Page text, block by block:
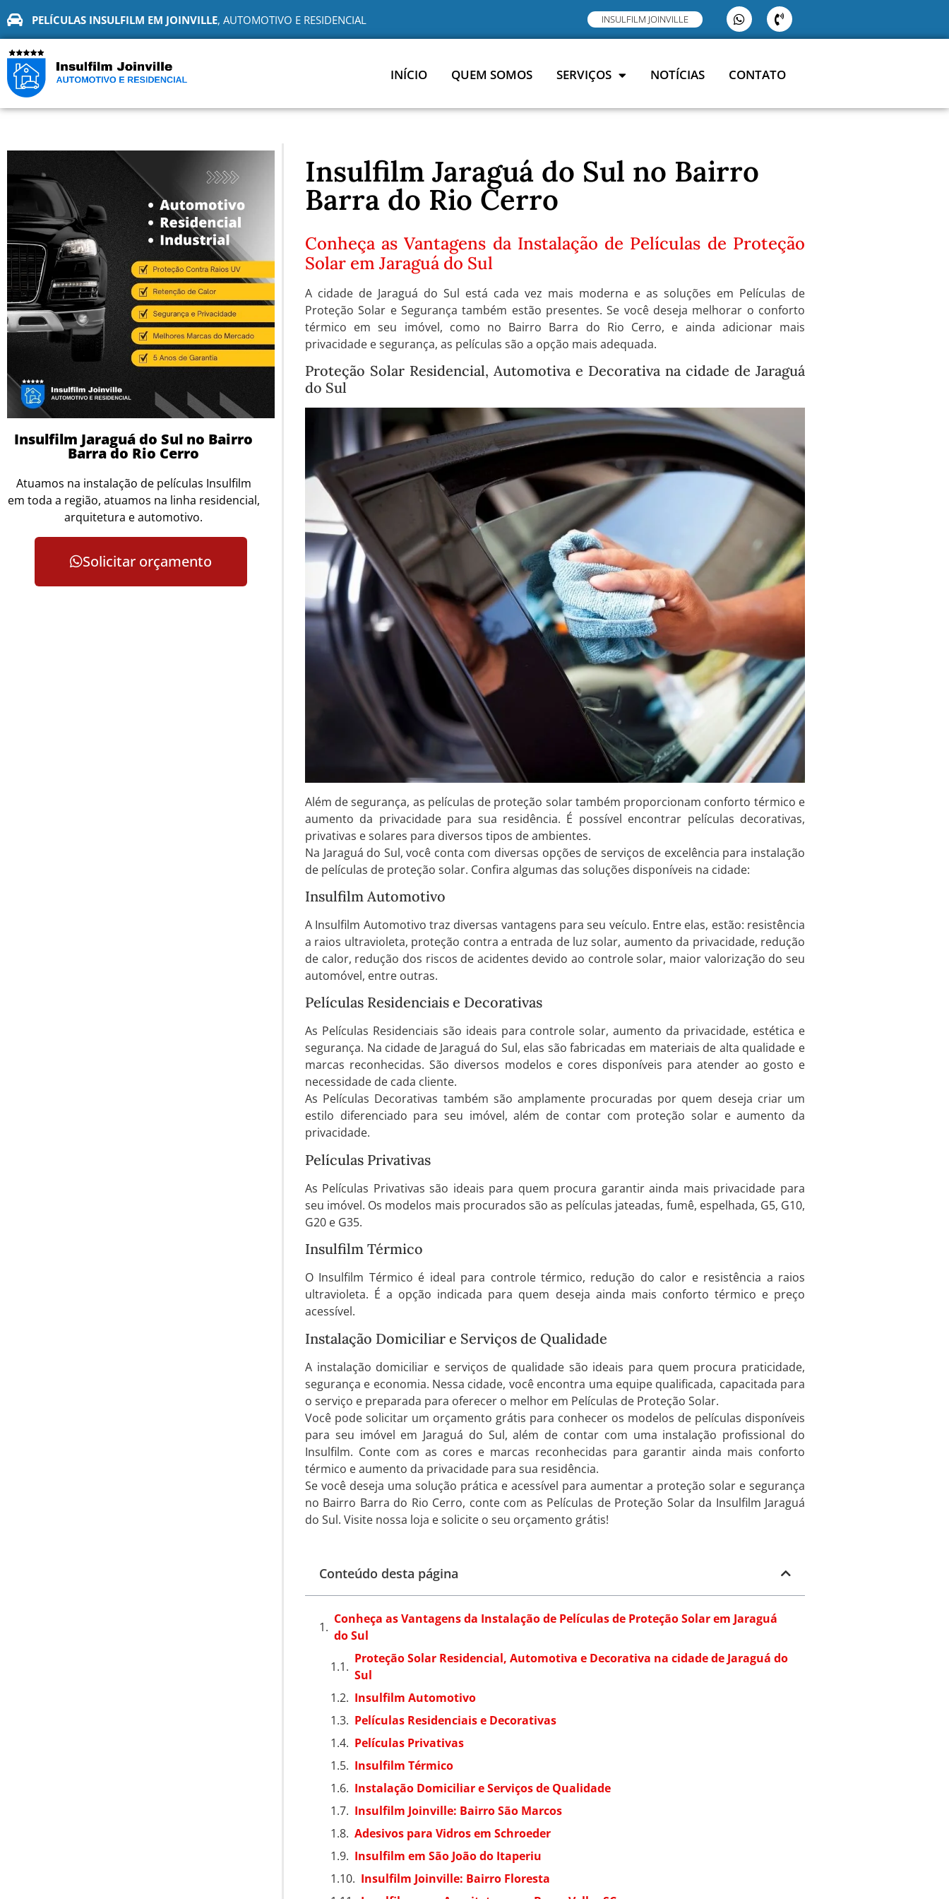
PELÍCULAS INSULFILM EM JOINVILLE, AUTOMOTIVO E RESIDENCIAL INSULFILM JOINVILLE
INÍCIO QUEM SOMOS SERVIÇOS NOTÍCIAS CONTATO
Insulfilm Jaraguá do Sul no Bairro
Barra do Rio Cerro
Atuamos na instalação de películas Insulfilm
em toda a região, atuamos na linha residencial,
arquitetura e automotivo.
Solicitar orçamento
Insulfilm Jaraguá do Sul no Bairro
Barra do Rio Cerro
Conheça as Vantagens da Instalação de Películas de Proteção
Solar em Jaraguá do Sul
A cidade de Jaraguá do Sul está cada vez mais moderna e as soluções em Películas de
Proteção Solar e Segurança também estão presentes. Se você deseja melhorar o conforto
térmico em seu imóvel, como no Bairro Barra do Rio Cerro, e ainda adicionar mais
privacidade e segurança, as películas são a opção mais adequada.
Proteção Solar Residencial, Automotiva e Decorativa na cidade de Jaraguá
do Sul
Além de segurança, as películas de proteção solar também proporcionam conforto térmico e
aumento da privacidade para sua residência. É possível encontrar películas decorativas,
privativas e solares para diversos tipos de ambientes.
Na Jaraguá do Sul, você conta com diversas opções de serviços de excelência para instalação
de películas de proteção solar. Confira algumas das soluções disponíveis na cidade:
Insulfilm Automotivo
A Insulfilm Automotivo traz diversas vantagens para seu veículo. Entre elas, estão: resistência
a raios ultravioleta, proteção contra a entrada de luz solar, aumento da privacidade, redução
de calor, redução dos riscos de acidentes devido ao controle solar, maior valorização do seu
automóvel, entre outras.
Películas Residenciais e Decorativas
As Películas Residenciais são ideais para controle solar, aumento da privacidade, estética e
segurança. Na cidade de Jaraguá do Sul, elas são fabricadas em materiais de alta qualidade e
marcas reconhecidas. São diversos modelos e cores disponíveis para atender ao gosto e
necessidade de cada cliente.
As Películas Decorativas também são amplamente procuradas por quem deseja criar um
estilo diferenciado para seu imóvel, além de contar com proteção solar e aumento da
privacidade.
Películas Privativas
As Películas Privativas são ideais para quem procura garantir ainda mais privacidade para
seu imóvel. Os modelos mais procurados são as películas jateadas, fumê, espelhada, G5, G10,
G20 e G35.
Insulfilm Térmico
O Insulfilm Térmico é ideal para controle térmico, redução do calor e resistência a raios
ultravioleta. É a opção indicada para quem deseja ainda mais conforto térmico e preço
acessível.
Instalação Domiciliar e Serviços de Qualidade
A instalação domiciliar e serviços de qualidade são ideais para quem procura praticidade,
segurança e economia. Nessa cidade, você encontra uma equipe qualificada, capacitada para
o serviço e preparada para oferecer o melhor em Películas de Proteção Solar.
Você pode solicitar um orçamento grátis para conhecer os modelos de películas disponíveis
para seu imóvel em Jaraguá do Sul, além de contar com uma instalação profissional do
Insulfilm. Conte com as cores e marcas reconhecidas para garantir ainda mais conforto
térmico e aumento da privacidade para sua residência.
Se você deseja uma solução prática e acessível para aumentar a proteção solar e segurança
no Bairro Barra do Rio Cerro, conte com as Películas de Proteção Solar da Insulfilm Jaraguá
do Sul. Visite nossa loja e solicite o seu orçamento grátis!
Conteúdo desta página
Conheça as Vantagens da Instalação de Películas de Proteção Solar em Jaraguá
do Sul
Proteção Solar Residencial, Automotiva e Decorativa na cidade de Jaraguá do
Sul
Insulfilm Automotivo
Películas Residenciais e Decorativas
Películas Privativas
Insulfilm Térmico
Instalação Domiciliar e Serviços de Qualidade
Insulfilm Joinville: Bairro São Marcos
Adesivos para Vidros em Schroeder
Insulfilm em São João do Itaperiu
Insulfilm Joinville: Bairro Floresta